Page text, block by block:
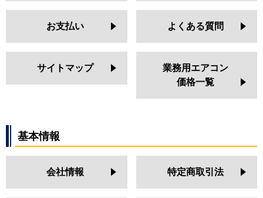
お支払い よくある質問
サイトマップ
業務用エアコン
価格一覧
基本情報
会社情報 特定商取引法